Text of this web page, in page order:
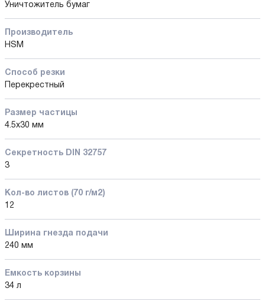
Уничтожитель бумаг
Производитель
HSM
Способ резки
Перекрестный
Размер частицы
4.5x30 мм
Секретность DIN 32757
3
Кол-во листов (70 г/м2)
12
Ширина гнезда подачи
240 мм
Емкость корзины
34 л